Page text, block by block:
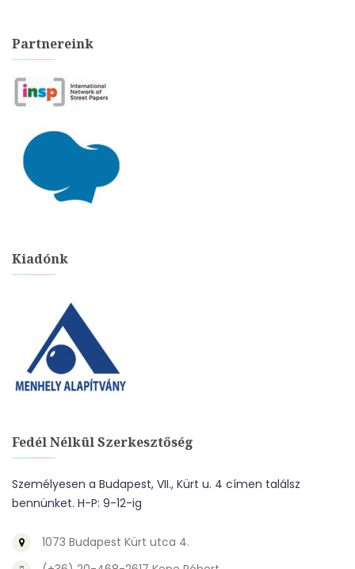
Partnereink
Kiadónk
Fedél Nélkül Szerkesztőség
Személyesen a Budapest, VII., Kürt u. 4 címen találsz
bennünket. H-P: 9-12-ig
1073 Budapest Kürt utca 4.